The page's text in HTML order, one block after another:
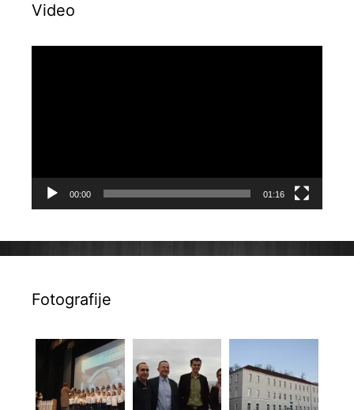
Video
00:00 01:16
Fotografije